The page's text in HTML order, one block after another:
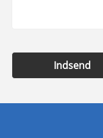
Indsend